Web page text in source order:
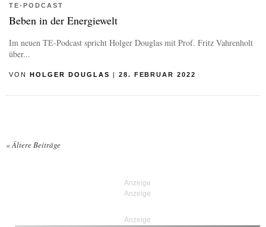
TE-PODCAST
Beben in der Energiewelt
Im neuen TE-Podcast spricht Holger Douglas mit Prof. Fritz Vahrenholt
über...
VON HOLGER DOUGLAS 28. FEBRUAR 2022
«Ältere Beiträge
Anzeige